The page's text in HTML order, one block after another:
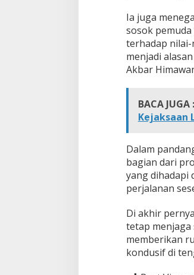
Ia juga
sosok
terhadap
menjadi
Akbar
BACA JUGA :
Kejaksaan
Dalam
bagian dari
yang dihadapi
perjalanan
Di akhir
tetap menjaga
memberikan
kondusif di